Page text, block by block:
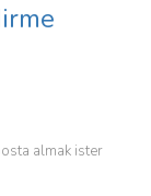
almak ister